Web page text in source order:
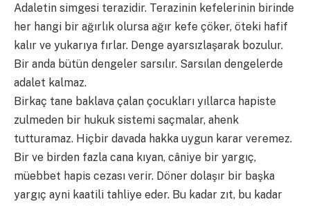
Adaletin simgesi terazidir. Terazinin kefelerinin birinde
her hangi bir ağırlık olursa ağır kefe çöker, öteki hafif
kalır ve yukarıya fırlar. Denge ayarsızlaşarak bozulur.
Bir anda bütün dengeler sarsılır. Sarsılan dengelerde
adalet kalmaz.
Birkaç tane baklava çalan çocukları yıllarca hapiste
zulmeden bir hukuk sistemi saçmalar, ahenk
tutturamaz. Hiçbir davada hakka uygun karar veremez.
Bir ve birden fazla cana kıyan, câniye bir yargıç,
müebbet hapis cezası verir. Döner dolaşır bir başka
yargıç ayni kaatili tahliye eder. Bu kadar zıt, bu kadar